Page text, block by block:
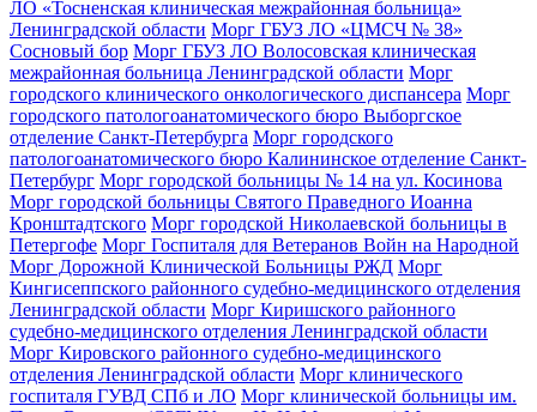
ЛО «Тосненская клиническая межрайонная больница»
Ленинградской области Морг ГБУЗ ЛО «ЦМСЧ № 38»
Сосновый бор Морг ГБУЗ ЛО Волосовская клиническая
межрайонная больница Ленинградской области Морг
городского клинического онкологического диспансера Морг
городского патологоанатомического бюро Выборгское
отделение Санкт-Петербурга Морг городского
патологоанатомического бюро Калининское отделение Санкт-
Петербург Морг городской больницы № 14 на ул. Косинова
Морг городской больницы Святого Праведного Иоанна
Кронштадтского Морг городской Николаевской больницы в
Петергофе Морг Госпиталя для Ветеранов Войн на Народной
Морг Дорожной Клинической Больницы РЖД Морг
Кингисеппского районного судебно-медицинского отделения
Ленинградской области Морг Киришского районного
судебно-медицинского отделения Ленинградской области
Морг Кировского районного судебно-медицинского
отделения Ленинградской области Морг клинического
госпиталя ГУВД СПб и ЛО Морг клинической больницы им.